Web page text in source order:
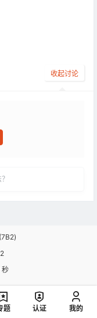
收起讨论
秒
题 认证 我的